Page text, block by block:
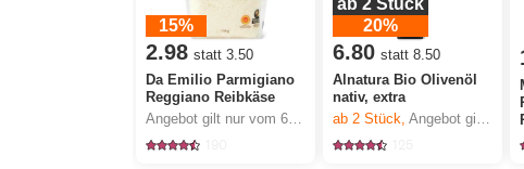
15%
2.98 statt 3.50
Da Emilio Parmigiano
Reggiano Reibkäse
Angebot gilt nur vom 6.8. bis 12.8.2026, solange Vorrat.
ab 2 Stück
20%
6.80 statt 8.50
Alnatura Bio Olivenöl
nativ, extra
ab 2Stück,Angebot gilt nur vom 6.8. bis 12.8.2026, solange Vorrat.